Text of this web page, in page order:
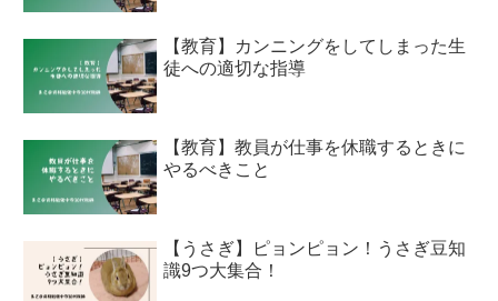
【教育】カンニングをしてしまった生
徒への適切な指導
【教育】教員が仕事を休職するときに
やるべきこと
【うさぎ】ピョンピョン！うさぎ豆知
識9つ大集合！